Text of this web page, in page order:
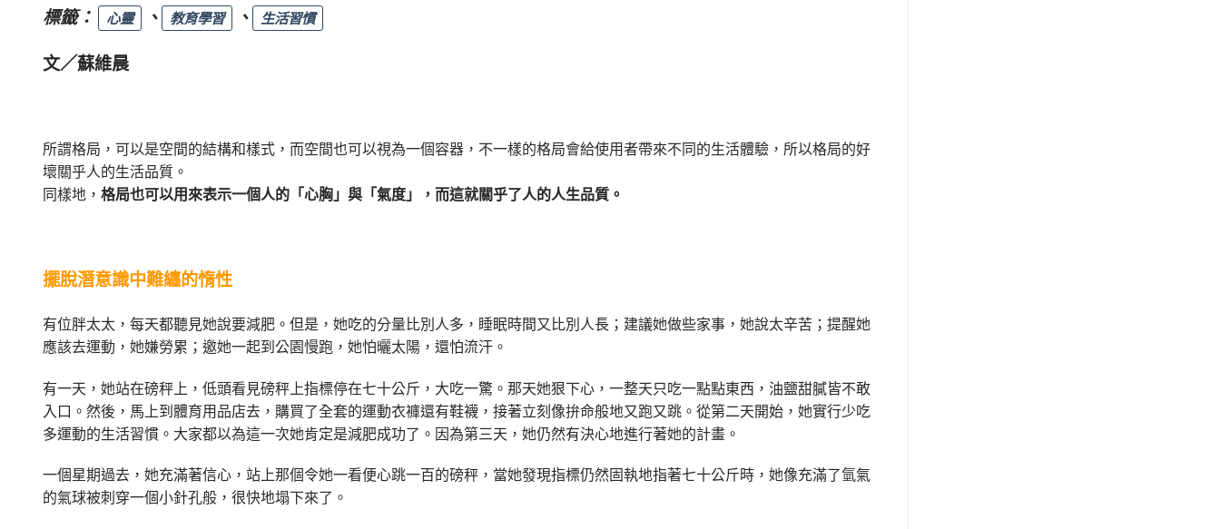
標籤： 心靈 、 教育學習 、 生活習慣
文／蘇維晨
所謂格局，可以是空間的結構和樣式，而空間也可以視為一個容器，不一樣的格局會給使用者帶來不同的生活體驗，所以格局的好
壞關乎人的生活品質。
同樣地， 格局也可以用來表示一個人的「心胸」與「氣度」，而這就關乎了人的人生品質。
擺脫潛意識中難纏的惰性
有位胖太太，每天都聽見她說要減肥。但是，她吃的分量比別人多，睡眠時間又比別人長；建議她做些家事，她說太辛苦；提醒她
應該去運動，她嫌勞累；邀她一起到公園慢跑，她怕曬太陽，還怕流汗。
有一天，她站在磅秤上，低頭看見磅秤上指標停在七十公斤，大吃一驚。那天她狠下心，一整天只吃一點點東西，油鹽甜膩皆不敢
入口。然後，馬上到體育用品店去，購買了全套的運動衣褲還有鞋襪，接著立刻像拚命般地又跑又跳。從第二天開始，她實行少吃
多運動的生活習慣。 大家都以為這一次她肯定是減肥成功了。因為第三天，她仍然有決心地進行著她的計畫。
一個星期過去，她充滿著信心，站上那個令她一看便心跳一百的磅秤，當她發現指標仍然固執地指著七十公斤時，她像充滿了氫氣
的氣球被刺穿一個小針孔般，很快地塌下來了。